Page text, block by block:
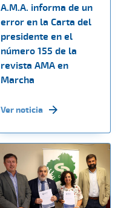
A.M.A. informa de un
error en la Carta del
presidente en el
número 155 de la
revista AMA en
Marcha
Ver noticia